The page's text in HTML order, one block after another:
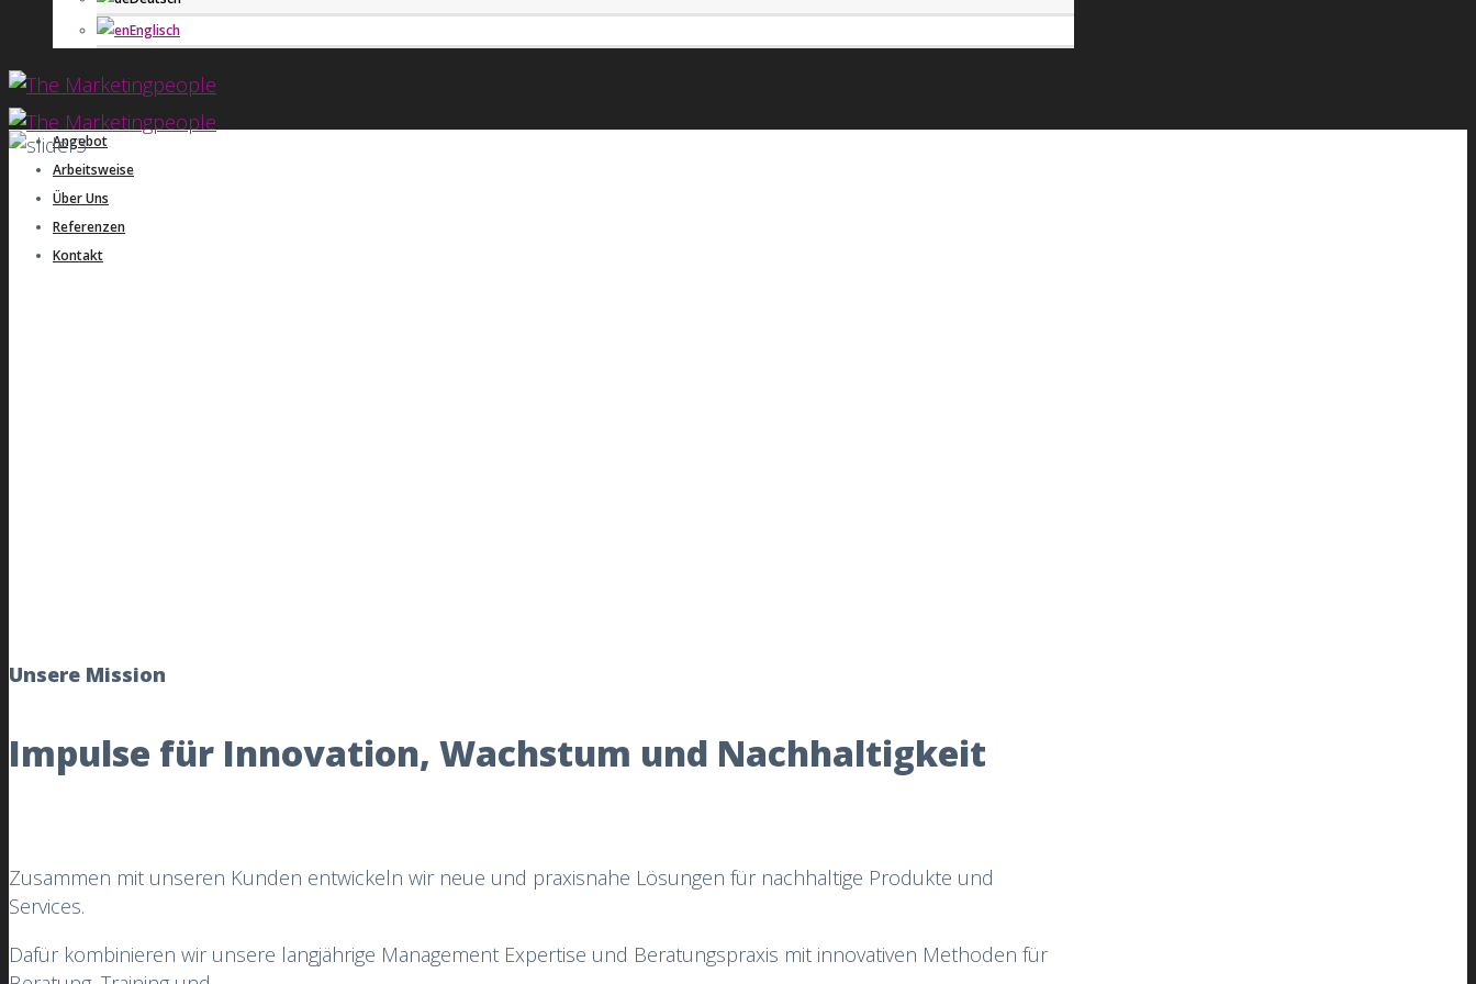
Englisch
Angebot
Arbeitsweise
Über Uns
Referenzen
Kontakt
Unsere Mission
Impulse für Innovation, Wachstum und Nachhaltigkeit
Zusammen mit unseren Kunden entwickeln wir neue und praxisnahe Lösungen für nachhaltige Produkte und
Services.
Dafür kombinieren wir unsere langjährige Management Expertise und Beratungspraxis mit innovativen Methoden für